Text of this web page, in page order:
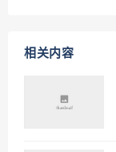
相关内容